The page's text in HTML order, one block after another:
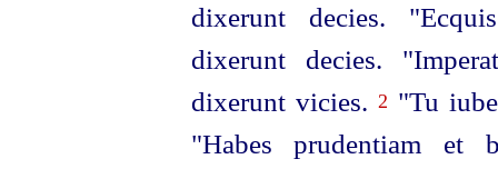
dixerunt decies.
dixerunt decies.
dixerunt vicies. 2 "Tu
"Habes prudentiam et